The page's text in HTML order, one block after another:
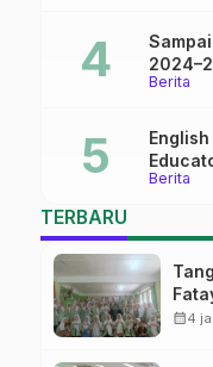
Berita
Berita
TERBARU
calendar_month4